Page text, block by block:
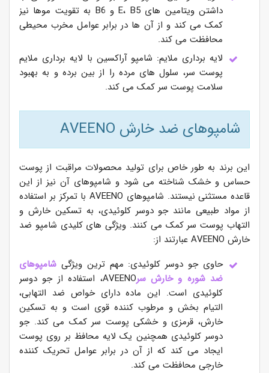
داشتن ویتامین های E، B5 و B6 به تقویت موها نیز
کمک می کند و از آن ها در برابر عوامل مخرب محیطی
محافظت می کند.
لایه برداری ملایم: شامپو آراکسین با لایه برداری ملایم
پوست سر، سلول های مرده را از بین برده و به بهبود
سلامت پوست سر کمک می کند.
شامپوهای ضد خارش AVEENO
این برند به طور خاص برای تولید محصولات مراقبت از پوست
حساس و خشک شناخته می شود و شامپوهای آن نیز از این
قاعده مستثنی نیستند. شامپوهای AVEENO با تمرکز بر استفاده
از مواد طبیعی مانند جو دوسر کلوئیدی، به تسکین خارش و
التهاب پوست سر کمک می کنند. ویژگی های کلیدی شامپو ضد
خارش AVEENO عبارتند از:
حاوی جو دوسر کلوئیدی: مهم ترین ویژگی شامپوهای
ضد شوره و خارش سر
AVEENO، استفاده از جو دوسر
کلوئیدی است. این ماده دارای خواص ضد التهابی،
التیام بخش و مرطوب کننده قوی است و به تسکین
خارش، قرمزی و خشکی پوست سر کمک می کند. جو
دوسر کلوئیدی همچنین یک لایه محافظ بر روی پوست
ایجاد می کند که از آن در برابر عوامل تحریک کننده
خارجی محافظت می کند.